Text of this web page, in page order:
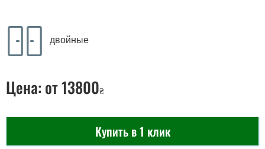
двойные
Цена: от 13800₴
Купить в 1 клик